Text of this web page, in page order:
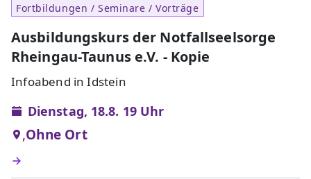
Fortbildungen / Seminare / Vorträge
Ausbildungskurs der Notfallseelsorge
Rheingau-Taunus e.V. - Kopie
Infoabend in Idstein
Dienstag, 18.8. 19 Uhr
,Ohne Ort